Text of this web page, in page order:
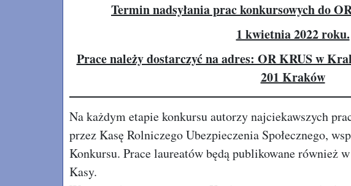
Termin nadsyłania prac konkursowych do
1 kwietnia 2022 roku.
Prace należy dostarczyć na adres: OR KRUS w
201 Kraków
Na każdym etapie konkursu autorzy najciekawszych
przez Kasę Rolniczego Ubezpieczenia Społecznego,
Konkursu. Prace laureatów będą publikowane również
Kasy.